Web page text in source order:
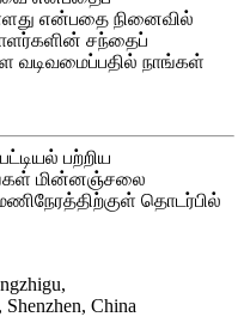
என்பதை நினைவில்
சந்தைப்
வடிவமைப்பதில் நாங்கள்
பற்றிய
மின்னஞ்சலை
தொடர்பில்
China